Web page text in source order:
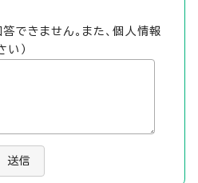
できません。また、個人情報
い）
送信